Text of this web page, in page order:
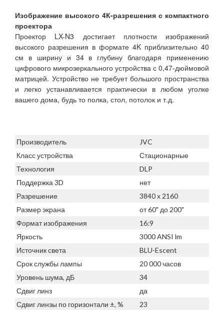
Изображение высокого 4К-разрешения с компактного
проектора
Проектор LX-N3 достигает плотности изображений
высокого разрешения в формате 4K приблизительно 40
см в ширину и 34 в глубину благодаря применению
цифрового микрозеркального устройства с 0,47-дюймовой
матрицей. Устройство не требует большого пространства
и легко устанавливается практически в любом уголке
вашего дома, будь то полка, стол, потолок и т.д.
Производитель
JVC
Класс устройства
Стационарные
Технология
DLP
Поддержка 3D
нет
Разрешение
3840 х 2160
Размер экрана
от 60" до 200"
Формат изображения
16:9
Яркость
3000 ANSI lm
Источник света
BLU-Escent
Срок службы лампы
20 000 часов
Уровень шума, дБ
34
Сдвиг линз
да
Сдвиг линзы по горизонтали ±, %
23